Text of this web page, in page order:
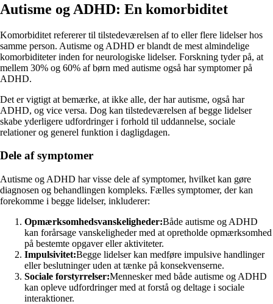
Autisme og ADHD: En komorbiditet
Komorbiditet refererer til tilstedeværelsen af to eller flere lidelser hos
samme person. Autisme og ADHD er blandt de mest almindelige
komorbiditeter inden for neurologiske lidelser. Forskning tyder på, at
mellem 30% og 60% af børn med autisme også har symptomer på
ADHD.
Det er vigtigt at bemærke, at ikke alle, der har autisme, også har
ADHD, og vice versa. Dog kan tilstedeværelsen af begge lidelser
skabe yderligere udfordringer i forhold til uddannelse, sociale
relationer og generel funktion i dagligdagen.
Dele af symptomer
Autisme og ADHD har visse dele af symptomer, hvilket kan gøre
diagnosen og behandlingen kompleks. Fælles symptomer, der kan
forekomme i begge lidelser, inkluderer:
Opmærksomhedsvanskeligheder:Både autisme og ADHD
kan forårsage vanskeligheder med at opretholde opmærksomhed
på bestemte opgaver eller aktiviteter.
Impulsivitet:Begge lidelser kan medføre impulsive handlinger
eller beslutninger uden at tænke på konsekvenserne.
Sociale forstyrrelser:Mennesker med både autisme og ADHD
kan opleve udfordringer med at forstå og deltage i sociale
interaktioner.